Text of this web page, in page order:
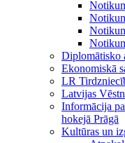
Diplomātisko
Ekonomiskā
LR
Latvijas
Informācija
hokejā Prāgā
Kultūras un